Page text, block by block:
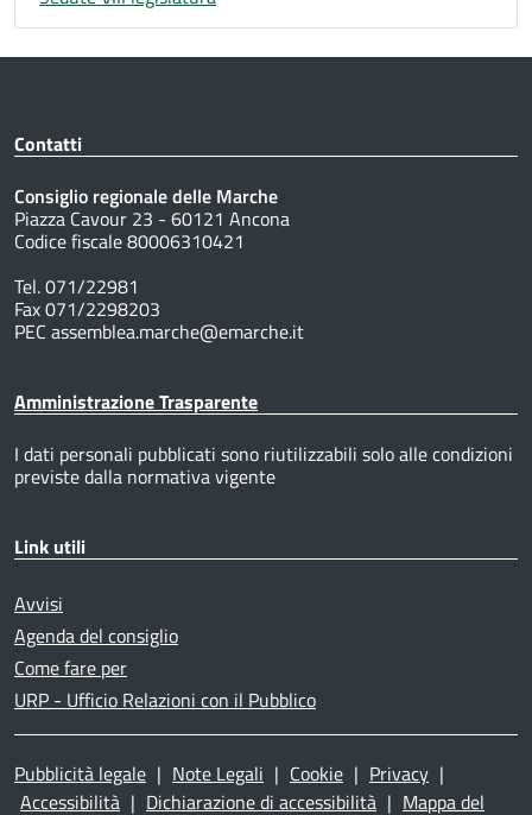
Contatti
Consiglio regionale delle Marche
Piazza Cavour 23 - 60121 Ancona
Codice fiscale 80006310421
Tel. 071/22981
Fax 071/2298203
PEC assemblea.marche@emarche.it
Amministrazione Trasparente
I dati personali pubblicati sono riutilizzabili solo alle condizioni
previste dalla normativa vigente
Link utili
Avvisi
Agenda del consiglio
Come fare per
URP - Ufficio Relazioni con il Pubblico
Pubblicità legale | Note Legali | Cookie | Privacy |
Accessibilità | Dichiarazione di accessibilità | Mappa del